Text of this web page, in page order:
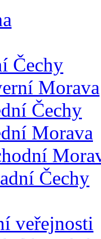
Čechy
Morava
Čechy
Morava
Čechy
veřejnosti